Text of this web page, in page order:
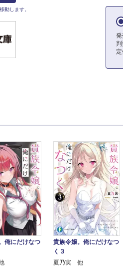
します。
俺にだけなつ
貴族令嬢。俺にだけなつ
く３
夏乃実 他